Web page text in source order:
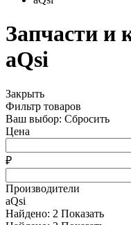
Запчасти и
aQsi
Закрыть
Фильтр товаров
Ваш выбор: Сбросить
Цена
₽
Производители
aQsi
Найдено: 2 Показать